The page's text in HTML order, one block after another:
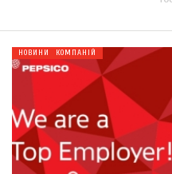
НОВИНИ КОМПАНІЙ